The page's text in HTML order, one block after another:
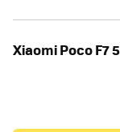
Xiaomi Poco F7